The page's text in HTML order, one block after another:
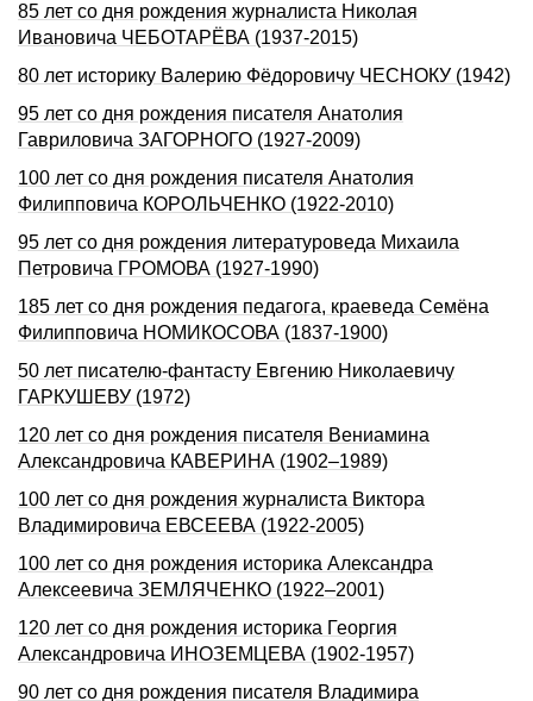
85 лет со дня рождения журналиста Николая
Ивановича ЧЕБОТАРЁВА (1937-2015)
80 лет историку Валерию Фёдоровичу ЧЕСНОКУ (1942)
95 лет со дня рождения писателя Анатолия
Гавриловича ЗАГОРHОГО (1927-2009)
100 лет со дня рождения писателя Анатолия
Филипповича КОРОЛЬЧЕНКО (1922-2010)
95 лет со дня рождения литературоведа Михаила
Петровича ГРОМОВА (1927-1990)
185 лет со дня рождения педагога, краеведа Семёна
Филипповича НОМИКОСОВА (1837-1900)
50 лет писателю-фантасту Евгению Николаевичу
ГАРКУШЕВУ (1972)
120 лет со дня рождения писателя Вениамина
Александровича КАВЕРИНА (1902–1989)
100 лет со дня рождения журналиста Виктора
Владимировича ЕВСЕЕВА (1922-2005)
100 лет со дня рождения историка Александра
Алексеевича ЗЕМЛЯЧЕНКО (1922–2001)
120 лет со дня рождения историка Георгия
Александровича ИHОЗЕМЦЕВА (1902-1957)
90 лет со дня рождения писателя Владимира